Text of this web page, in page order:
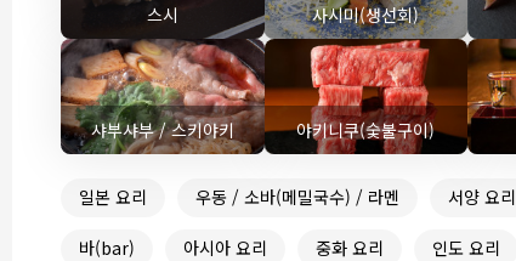
스시 사시미(생선회)
샤부샤부 / 스키야키 야키니쿠(숯불구이)
일본 요리 우동 / 소바(메밀국수) / 라멘 서양 요리
바(bar) 아시아 요리 중화 요리 인도 요리